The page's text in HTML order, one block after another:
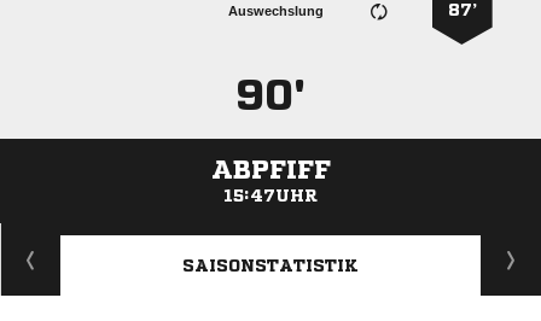
87’
Auswechslung
90'
ABPFIFF
15:47UHR
ANZEIGE
SAISONSTATISTIK